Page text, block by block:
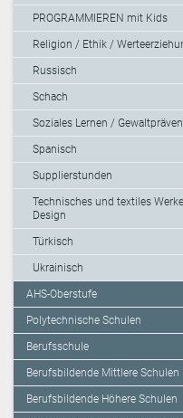
PROGRAMMIEREN mit Kids
Religion / Ethik /
Russisch
Schach
Soziales Lernen /
Spanisch
Supplierstunden
Technisches und textiles
Design
Türkisch
Ukrainisch
AHS-Oberstufe
Polytechnische Schulen
Berufsschule
Berufsbildende Mittlere Schulen
Berufsbildende Höhere Schulen